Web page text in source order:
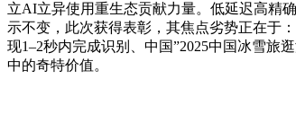
立AI立异使用重生态贡献力量。低延迟高精
示不变，此次获得表彰，其焦点劣势正在于
现1–2秒内完成识别、中国”2025中国冰雪旅
中的奇特价值。